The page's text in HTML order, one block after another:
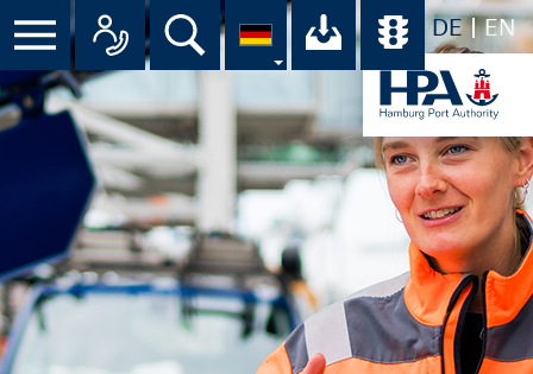
DE EN
Suche Ihr Download-